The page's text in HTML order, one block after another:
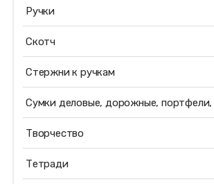
Ручки
Скотч
Стержни к ручкам
Сумки деловые, дорожные, портфели,
Творчество
Тетради